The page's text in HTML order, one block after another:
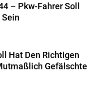
– Pkw-Fahrer Soll
Hat Den Richtigen
Gefälschte